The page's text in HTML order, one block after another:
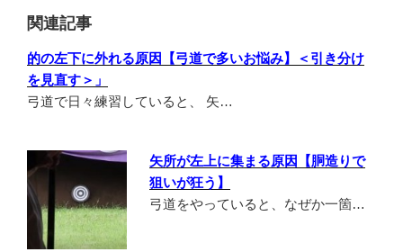
関連記事
的の左下に外れる原因【弓道で多いお悩み】＜引き分け
を見直す＞」
弓道で日々練習していると、 矢…
矢所が左上に集まる原因【胴造りで
狙いが狂う】
弓道をやっていると、なぜか一箇…